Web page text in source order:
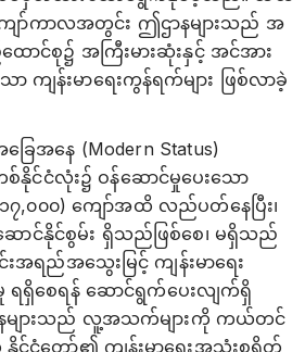
ျော်ကာလအတွင်း ဤဌာနများသည် အ
ောင်စု၌ အကြီးမားဆုံးနှင့် အင်အား
ကျန်းမာရေးကွန်ရက်များ ဖြစ်လာခဲ့
ေအနေ (Modern Status)
င်ငံလုံး၌ ဝန်ဆောင်မှုပေးသော
(၁၇,၀၀၀) ကျော်အထိ လည်ပတ်နေပြီး၊
ဆောင်နိုင်စွမ်း ရှိသည်ဖြစ်စေ၊ မရှိသည်
အရည်အသွေးမြင့် ကျန်းမာရေး
ရရှိစေရန် ဆောင်ရွက်ပေးလျက်ရှိ
များသည် လူ့အသက်များကို ကယ်တင်
င်ငံတော်၏ ကျန်းမာရေးအသုံးစရိတ်